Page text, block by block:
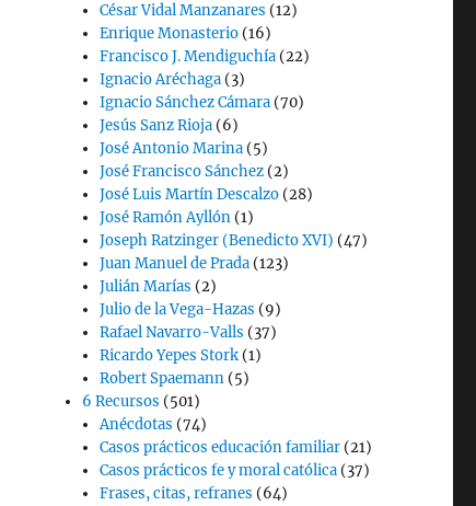
César Vidal Manzanares (12)
Enrique Monasterio (16)
Francisco J. Mendiguchía (22)
Ignacio Aréchaga (3)
Ignacio Sánchez Cámara (70)
Jesús Sanz Rioja (6)
José Antonio Marina (5)
José Francisco Sánchez (2)
José Luis Martín Descalzo (28)
José Ramón Ayllón (1)
Joseph Ratzinger (Benedicto XVI) (47)
Juan Manuel de Prada (123)
Julián Marías (2)
Julio de la Vega-Hazas (9)
Rafael Navarro-Valls (37)
Ricardo Yepes Stork (1)
Robert Spaemann (5)
6 Recursos (501)
Anécdotas (74)
Casos prácticos educación familiar (21)
Casos prácticos fe y moral católica (37)
Frases, citas, refranes (64)